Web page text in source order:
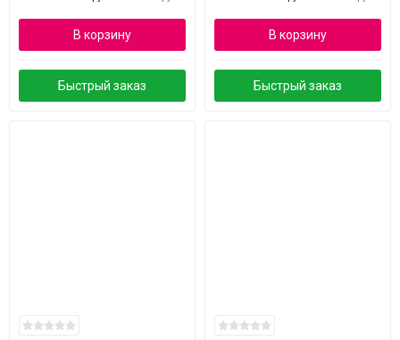
В корзину
Быстрый заказ
В корзину
Быстрый заказ